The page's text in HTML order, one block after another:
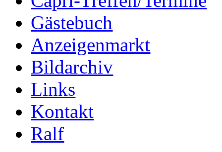
Gästebuch
Anzeigenmarkt
Bildarchiv
Links
Kontakt
Ralf